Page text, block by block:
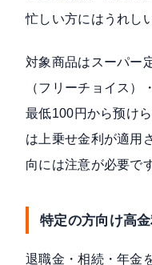
忙しい方にはうれし
対象商品はスーパー
（フリーチョイス）
最低100円から预け
は上乗せ金利が適用
向には注意が必要で
特定の方向け高
退職金・相続・年金